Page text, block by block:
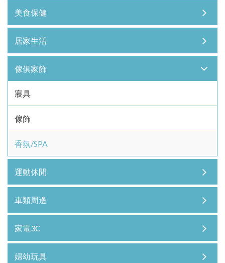
美食保健
居家生活
傢俱家飾
寢具
傢飾
香氛/SPA
運動休閒
車類周邊
家電3C
婦幼玩具